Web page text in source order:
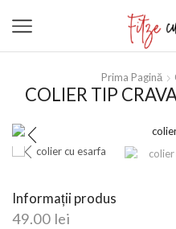
Prima Pagină
COLIER TIP
Informații produs
49.00 lei